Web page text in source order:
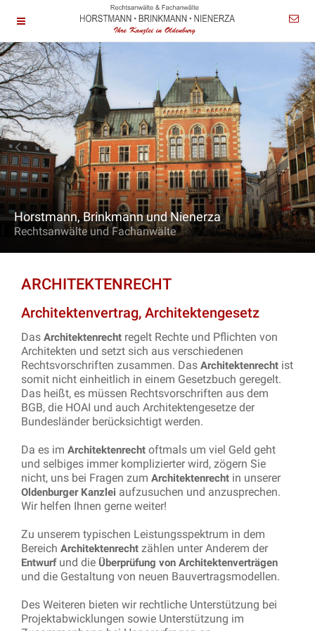
Horstmann, Brinkmann und Nienerza
Rechtsanwälte und Fachanwälte
ARCHITEKTENRECHT
Architektenvertrag, Architektengesetz
Das Architektenrecht regelt Rechte und Pflichten von
Architekten und setzt sich aus verschiedenen
Rechtsvorschriften zusammen. Das Architektenrecht ist
somit nicht einheitlich in einem Gesetzbuch geregelt.
Das heißt, es müssen Rechtsvorschriften aus dem
BGB, die HOAI und auch Architektengesetze der
Bundesländer berücksichtigt werden.
Da es im Architektenrecht oftmals um viel Geld geht
und selbiges immer komplizierter wird, zögern Sie
nicht, uns bei Fragen zum Architektenrecht in unserer
Oldenburger Kanzlei aufzusuchen und anzusprechen.
Wir helfen Ihnen gerne weiter!
Zu unserem typischen Leistungsspektrum in dem
Bereich Architektenrecht zählen unter Anderem der
Entwurfund die Überprüfung von Architektenverträgen
und die Gestaltung von neuen Bauvertragsmodellen.
Des Weiteren bieten wir rechtliche Unterstützung bei
Projektabwicklungen sowie Unterstützung im